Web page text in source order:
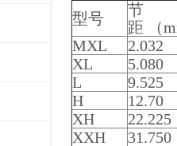
型号
节
距 （
MXL
2.032
XL
5.080
L
9.525
H
12.70
XH
22.225
XXH
31.750